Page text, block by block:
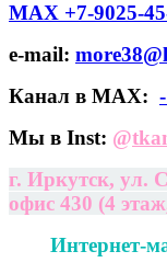
МАХ +7-9025-
e-mail:
Канал в МАХ:
Мы в Inst: @
г. Иркутск, ул.
офис 430 (4
Интернет-